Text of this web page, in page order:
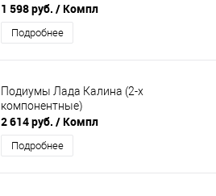
1 598 руб. / Компл
Подробнее
Подиумы Лада Калина (2-х
компонентные)
2 614 руб. / Компл
Подробнее